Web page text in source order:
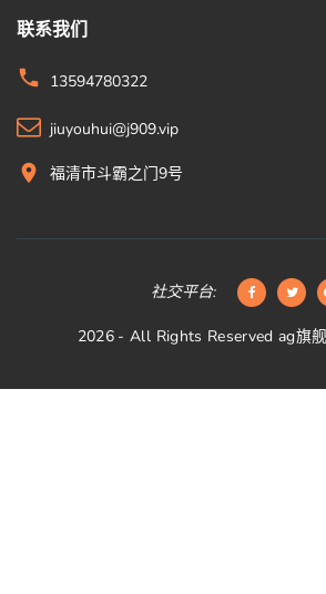
联系我们
13594780322
jiuyouhui@j909.vip
福清市斗霸之门9号
社交平台:
2026 - All Rights Reservedag旗